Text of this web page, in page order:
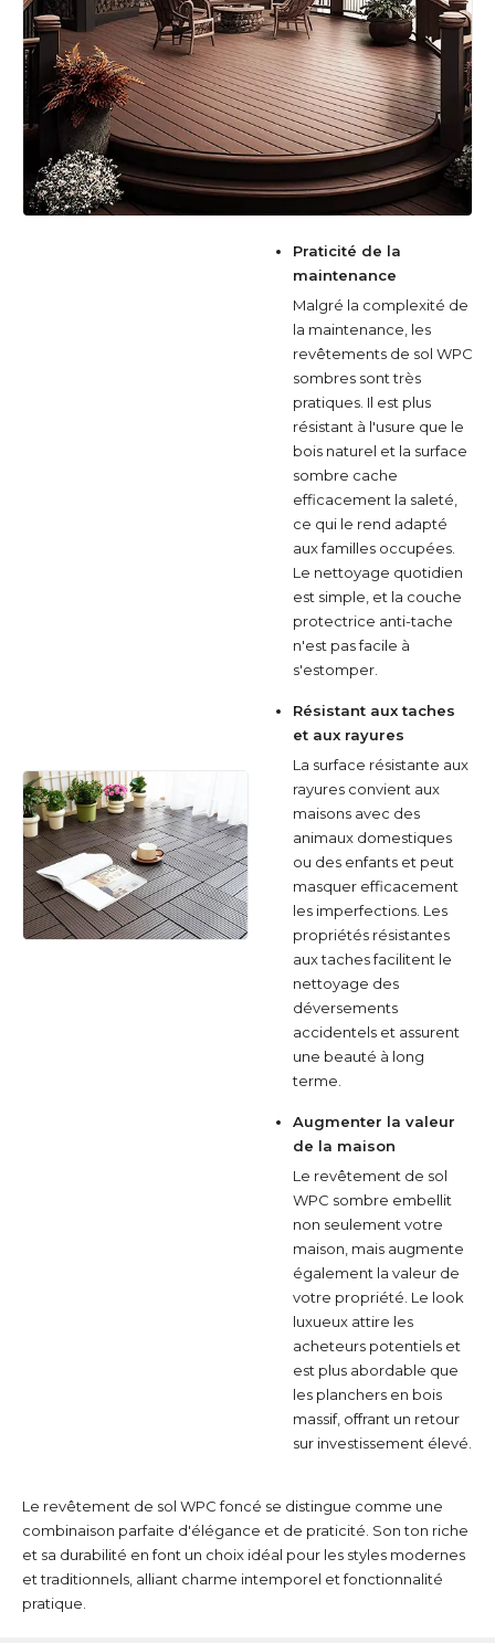
Praticité de la
maintenance
Malgré la complexité de
la maintenance, les
revêtements de sol WPC
sombres sont très
pratiques. Il est plus
résistant à l'usure que le
bois naturel et la surface
sombre cache
efficacement la saleté,
ce qui le rend adapté
aux familles occupées.
Le nettoyage quotidien
est simple, et la couche
protectrice anti-tache
n'est pas facile à
s'estomper.
Résistant aux taches
et aux rayures
La surface résistante aux
rayures convient aux
maisons avec des
animaux domestiques
ou des enfants et peut
masquer efficacement
les imperfections. Les
propriétés résistantes
aux taches facilitent le
nettoyage des
déversements
accidentels et assurent
une beauté à long
terme.
Augmenter la valeur
de la maison
Le revêtement de sol
WPC sombre embellit
non seulement votre
maison, mais augmente
également la valeur de
votre propriété. Le look
luxueux attire les
acheteurs potentiels et
est plus abordable que
les planchers en bois
massif, offrant un retour
sur investissement élevé.
Le revêtement de sol WPC foncé se distingue comme une
combinaison parfaite d'élégance et de praticité. Son ton riche
et sa durabilité en font un choix idéal pour les styles modernes
et traditionnels, alliant charme intemporel et fonctionnalité
pratique.